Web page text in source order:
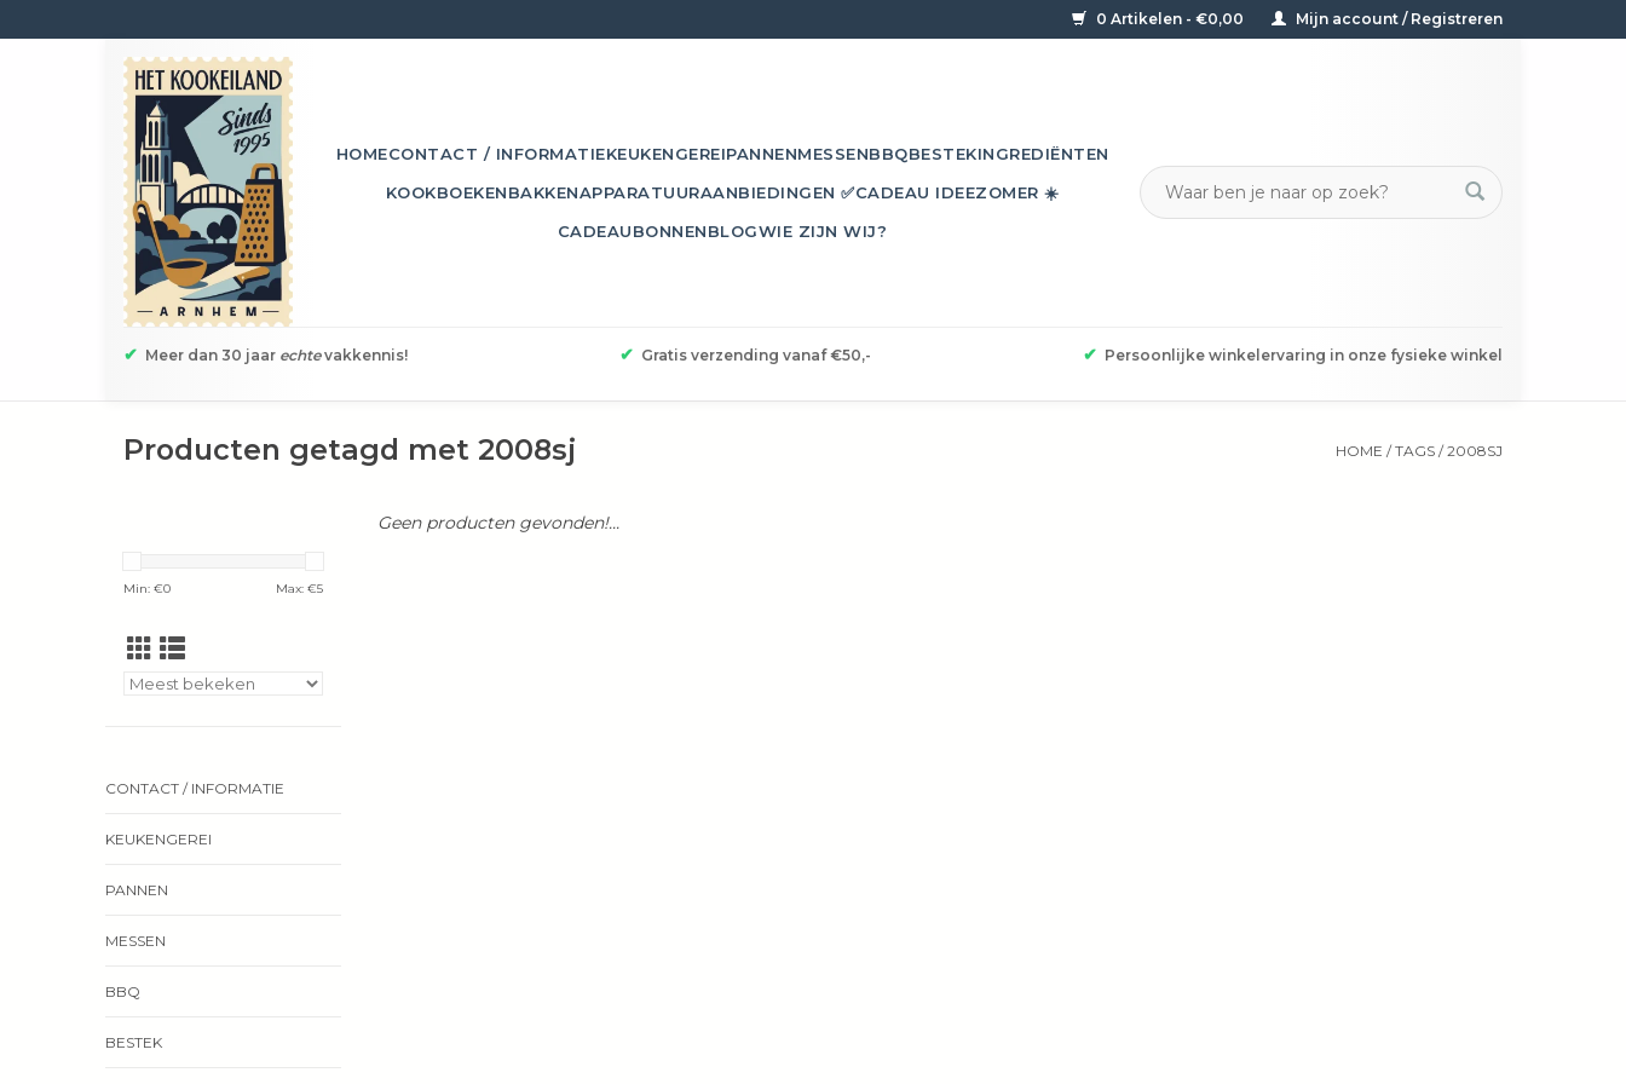
0 Artikelen - €0,00 Mijn account / Registreren
HOMECONTACT / INFORMATIEKEUKENGEREIPANNENMESSENBBQBESTEKINGREDIËNTEN
KOOKBOEKENBAKKENAPPARATUURAANBIEDINGEN ✅CADEAU IDEEZOMER ☀️
CADEAUBONNENBLOGWIE ZIJN WIJ?
✔ Meer dan 30 jaar echtevakkennis! ✔ Gratis verzending vanaf €50,- ✔ Persoonlijke winkelervaring in onze fysieke winkel
Producten getagd met 2008sj HOME /TAGS /2008SJ
Min: €0 Max: €5
CONTACT / INFORMATIE
KEUKENGEREI
PANNEN
MESSEN
BBQ
BESTEK
Geen producten gevonden!...